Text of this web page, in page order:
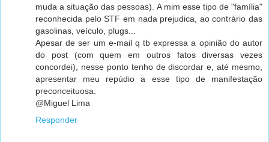
muda a situação das pessoas). A mim esse tipo de "família"
reconhecida pelo STF em nada prejudica, ao contrário das
gasolinas, veículo, plugs...
Apesar de ser um e-mail q tb expressa a opinião do autor
do post (com quem em outros fatos diversas vezes
concordei), nesse ponto tenho de discordar e, até mesmo,
apresentar meu repúdio a esse tipo de manifestação
preconceituosa.
@Miguel Lima
Responder